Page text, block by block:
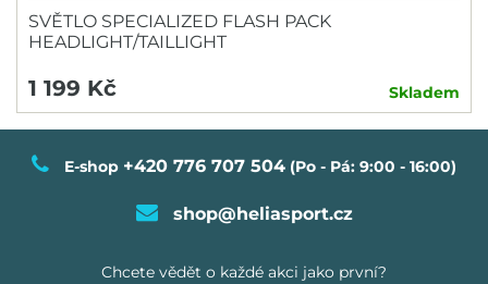
SVĚTLO SPECIALIZED FLASH PACK
HEADLIGHT/TAILLIGHT
1 199 Kč Skladem
E-shop +420 776 707 504 (Po - Pá: 9:00 - 16:00)
shop@heliasport.cz
Chcete vědět o každé akci jako první?